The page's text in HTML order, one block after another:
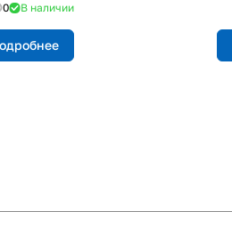
0 В наличии